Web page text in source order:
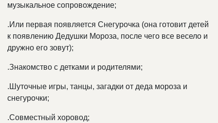
музыкальное сопровождение;
.Или первая появляется Снегурочка (она готовит детей
к появлению Дедушки Мороза, после чего все весело и
дружно его зовут);
.Знакомство с детками и родителями;
. Шуточные игры, танцы, загадки от деда мороза и
снегурочки;
.Совместный хоровод;